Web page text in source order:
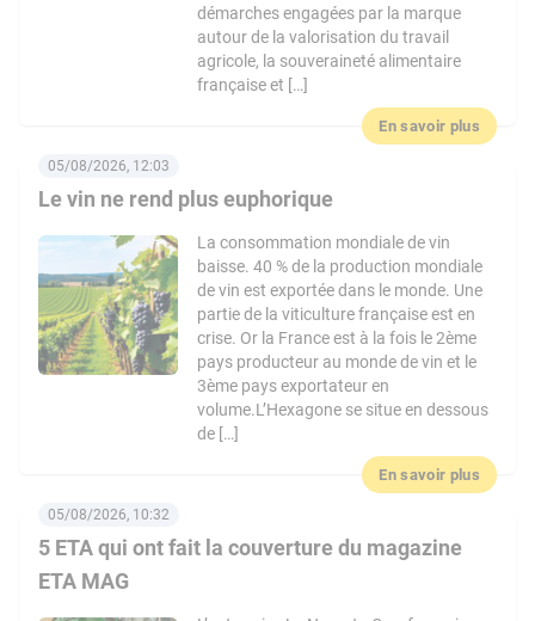
démarches engagées par la marque
autour de la valorisation du travail
agricole, la souveraineté alimentaire
française et […]
En savoir plus
Le vin ne rend plus euphorique
05/08/2026, 12:03
La consommation mondiale de vin
baisse. 40 % de la production mondiale
de vin est exportée dans le monde. Une
partie de la viticulture française est en
crise. Or la France est à la fois le 2ème
pays producteur au monde de vin et le
3ème pays exportateur en
volume.L’Hexagone se situe en dessous
de […]
En savoir plus
5 ETA qui ont fait la couverture du magazine
ETA MAG
05/08/2026, 10:32